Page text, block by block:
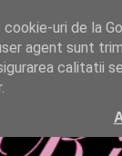
uri de la
agent sunt
calitatii